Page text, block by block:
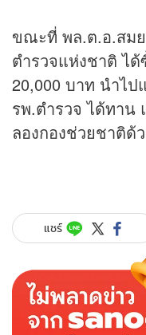
ขณะที่ พล.ต.อ.สม
ตำรวจแห่งชาติ ไ
20,000 บาท นำไ
รพ.ตำรวจ ได้ทาน
ลองกองช่วยชาติด้
แชร์